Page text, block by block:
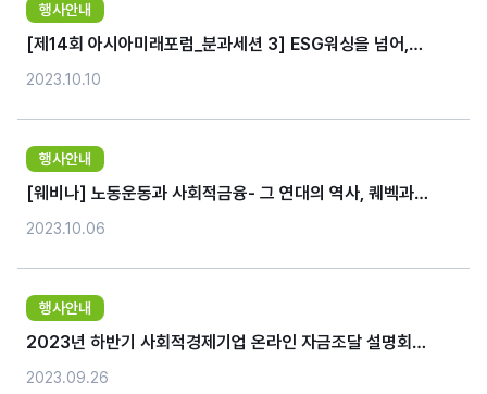
행사안내
[제14회 아시아미래포럼_분과세션 3] ESG워싱을 넘어,
새로운 지속가능보고 제안(10/11)
2023.10.10
행사안내
[웨비나] 노동운동과 사회적금융- 그 연대의 역사, 퀘벡과
한국 (10.18)
2023.10.06
행사안내
2023년 하반기 사회적경제기업 온라인 자금조달 설명회
(10.19)
2023.09.26